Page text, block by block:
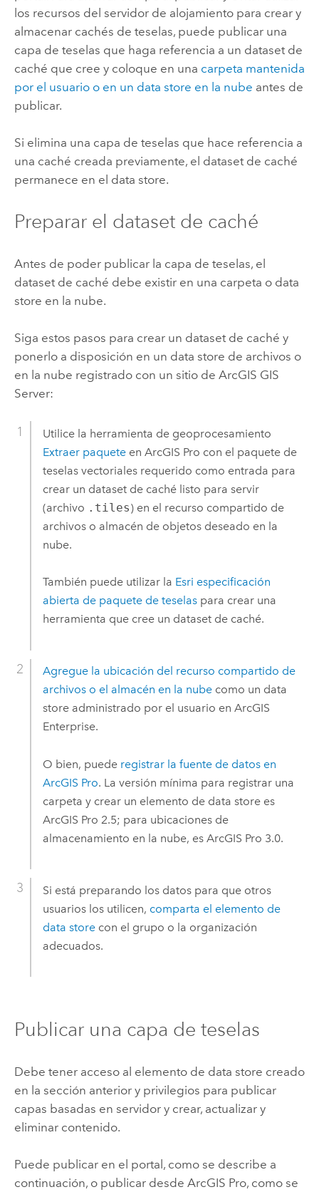
los recursos del servidor de alojamiento para crear y
almacenar cachés de teselas, puede publicar una
capa de teselas que haga referencia a un dataset de
caché que cree y coloque en una carpeta mantenida
por el usuario o en un data store en la nube antes de
publicar.
Si elimina una capa de teselas que hace referencia a
una caché creada previamente, el dataset de caché
permanece en el data store.
Preparar el dataset de caché
Antes de poder publicar la capa de teselas, el
dataset de caché debe existir en una carpeta o data
store en la nube.
Siga estos pasos para crear un dataset de caché y
ponerlo a disposición en un data store de archivos o
en la nube registrado con un sitio de ArcGIS GIS
Server:
Utilice la herramienta de geoprocesamiento
Extraer paqueteen ArcGIS Pro con el paquete de
teselas vectoriales requerido como entrada para
crear un dataset de caché listo para servir
(archivo .tiles) en el recurso compartido de
archivos o almacén de objetos deseado en la
nube.
También puede utilizar la Esri especificación
abierta de paquete de teselaspara crear una
herramienta que cree un dataset de caché.
Agregue la ubicación del recurso compartido de
archivos o el almacén en la nubecomo un data
store administrado por el usuario en ArcGIS
Enterprise.
O bien, puede registrar la fuente de datos en
ArcGIS Pro. La versión mínima para registrar una
carpeta y crear un elemento de data store es
ArcGIS Pro 2.5; para ubicaciones de
almacenamiento en la nube, es ArcGIS Pro 3.0.
Si está preparando los datos para que otros
usuarios los utilicen, comparta el elemento de
data storecon el grupo o la organización
adecuados.
Publicar una capa de teselas
Debe tener acceso al elemento de data store creado
en la sección anterior y privilegios para publicar
capas basadas en servidor y crear, actualizar y
eliminar contenido.
Puede publicar en el portal, como se describe a
continuación, o publicar desde ArcGIS Pro, como se